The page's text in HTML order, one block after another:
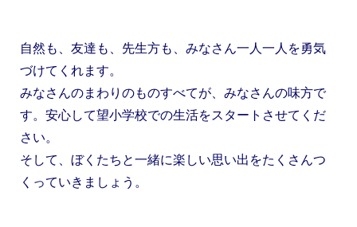
自然も、友達も、先生方も、みなさん一人一人を勇気
づけてくれます。
みなさんのまわりのものすべてが、みなさんの味方で
す。安心して望小学校での生活をスタートさせてくだ
さい。
そして、ぼくたちと一緒に楽しい思い出をたくさんつ
くっていきましょう。